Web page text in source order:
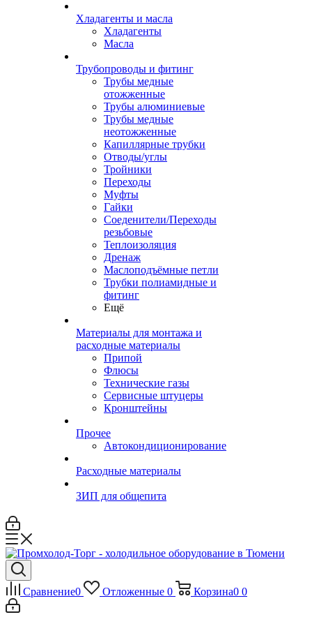
Хладагенты и масла
Хладагенты
Масла
Трубопроводы и фитинг
Трубы медные
отожженные
Трубы алюминиевые
Трубы медные
неотожженные
Капиллярные трубки
Отводы/углы
Тройники
Переходы
Муфты
Гайки
Соеденители/Переходы
резьбовые
Теплоизоляция
Дренаж
Маслоподъёмные петли
Трубки полиамидные и
фитинг
Ещё
Материалы для монтажа и
расходные материалы
Припой
Флюсы
Технические газы
Сервисные штуцеры
Кронштейны
Прочее
Автокондиционирование
Расходные материалы
ЗИП для общепита
Сравнение0 Отложенные 0 Корзина0 0